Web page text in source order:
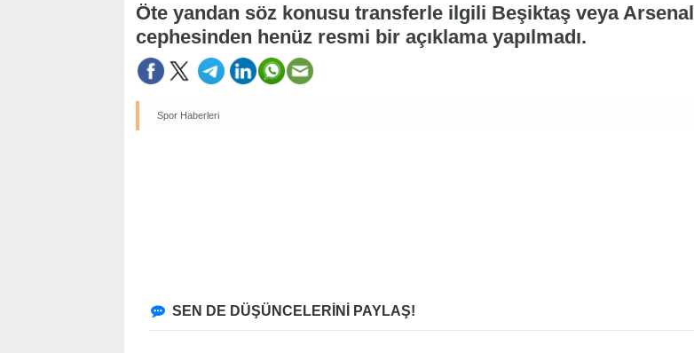
Öte yandan söz konusu transferle ilgili Beşiktaş veya Arsenal
cephesinden henüz resmi bir açıklama yapılmadı.
Spor Haberleri
SEN DE DÜŞÜNCELERİNİ PAYLAŞ!